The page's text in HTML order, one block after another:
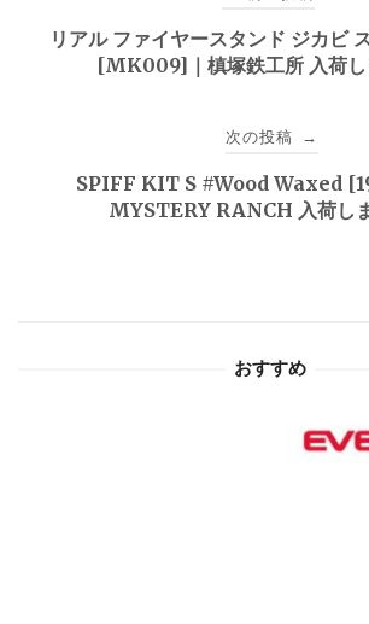
リアル ファイヤースタンド ジカビ
[MK009]｜槙塚鉄工所 入荷し
次の投稿 →
SPIFF KIT S #Wood Waxed
MYSTERY RANCH 入荷しま
おすすめ